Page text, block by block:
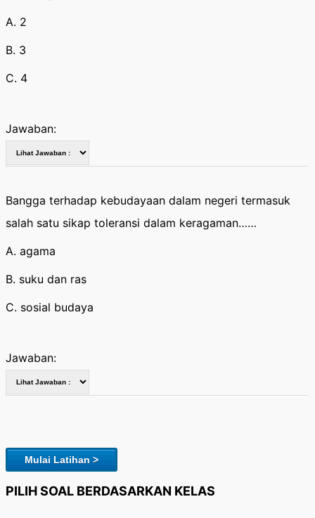
A. 2
B. 3
C. 4
Jawaban:
Bangga terhadap kebudayaan dalam negeri termasuk
salah satu sikap toleransi dalam keragaman……
A. agama
B. suku dan ras
C. sosial budaya
Jawaban:
Mulai Latihan >
PILIH SOAL BERDASARKAN KELAS